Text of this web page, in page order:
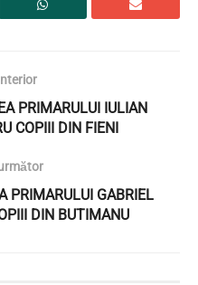
PRIMARULUI IULIAN
COPIII DIN FIENI
PRIMARULUI GABRIEL
DIN BUTIMANU